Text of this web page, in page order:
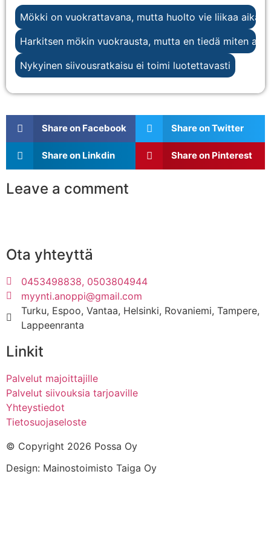
Mökki on vuokrattavana, mutta huolto vie liikaa aikaa
Harkitsen mökin vuokrausta, mutta en tiedä miten
Nykyinen siivousratkaisu ei toimi luotettavasti
Share on Facebook Share on Twitter
Share on Linkdin Share on Pinterest
Leave a comment
Ota yhteyttä
0453498838, 0503804944
myynti.anoppi@gmail.com
Turku, Espoo, Vantaa, Helsinki, Rovaniemi, Tampere,
Lappeenranta
Linkit
Palvelut majoittajille
Palvelut siivouksia tarjoaville
Yhteystiedot
Tietosuojaseloste
© Copyright 2026 Possa Oy
Design: Mainostoimisto Taiga Oy